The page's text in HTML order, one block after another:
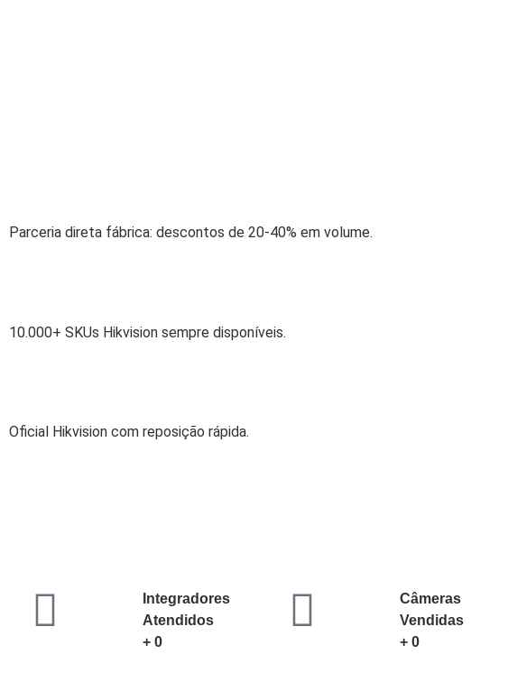
Parceria direta fábrica: descontos de 20-40% em volume.
10.000+ SKUs Hikvision sempre disponíveis.
Oficial Hikvision com reposição rápida.
Integradores
Atendidos
+ 0
Câmeras
Vendidas
+ 0